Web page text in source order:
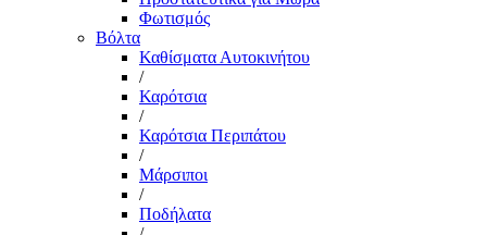
Φωτισμός
Βόλτα
Καθίσματα Αυτοκινήτου
/
Καρότσια
/
Καρότσια Περιπάτου
/
Μάρσιποι
/
Ποδήλατα